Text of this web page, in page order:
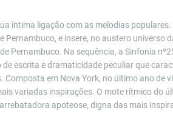
íntima ligação com as melodias
e insere, no austero universo
Pernambuco. Na sequência, a Sinfonia
escrita e dramaticidade peculiar que
em Nova York, no último ano de
variadas inspirações. O mote rítmico do
apoteose, digna das mais